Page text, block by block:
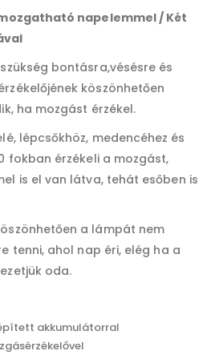
napelemmel / Két
bontásra,vésésre és
köszönhetően
ha mozgást érzékel.
lépcsőkhöz, medencéhez és
fokban érzékeli a mozgást,
is el van látva, tehát esőben is
a lámpát nem
tenni, ahol nap éri, elég ha a
oda.
akkumulátorral